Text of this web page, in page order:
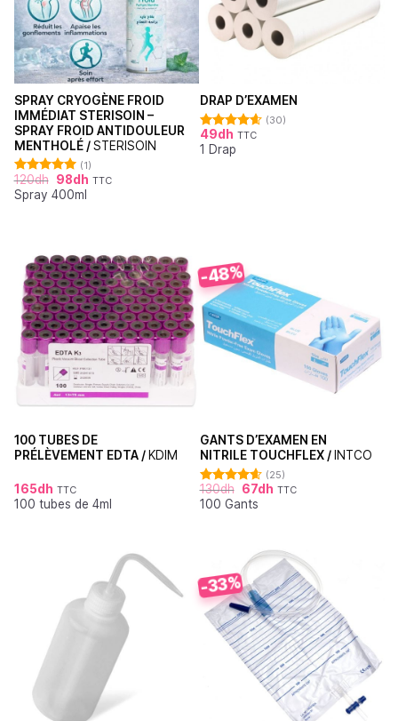
SPRAY CRYOGÈNE FROID
IMMÉDIAT STERISOIN –
SPRAY FROID ANTIDOULEUR
MENTHOLÉ /STERISOIN
Note5.00
sur 5
(1)
120dh 98dh TTC
Spray 400ml
DRAP D’EXAMEN
Note4.62
sur 5
(30)
49dh TTC
1 Drap
100 TUBES DE
PRÉLÈVEMENT EDTA / KDIM
165dh TTC
100 tubes de 4ml
-48%
GANTS D’EXAMEN EN
NITRILE TOUCHFLEX / INTCO
Note4.60
sur 5
(25)
130dh 67dh TTC
100 Gants
-33%